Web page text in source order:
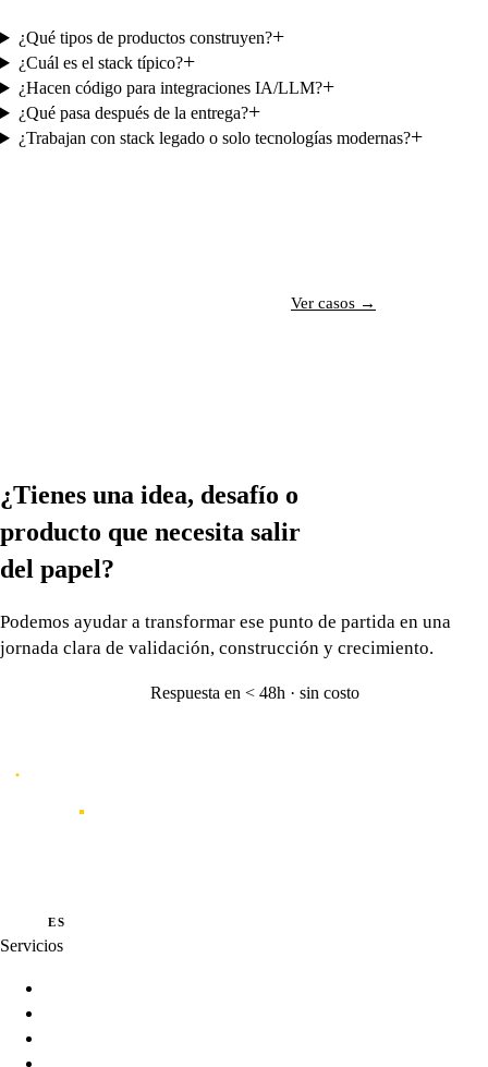
¿Qué tipos de productos construyen?+
¿Cuál es el stack típico?+
¿Hacen código para integraciones IA/LLM?+
¿Qué pasa después de la entrega?+
¿Trabajan con stack legado o solo tecnologías modernas?+
Ver casos →
¿Tienes una idea, desafío o
producto que necesita salir
del papel?
Podemos ayudar a transformar ese punto de partida en una
jornada clara de validación, construcción y crecimiento.
Respuesta en < 48h · sin costo
·ES
Servicios